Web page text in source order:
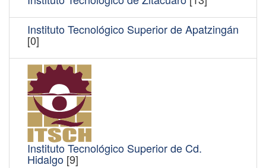
Instituto Tecnológico Superior de Apatzingán
[0]
Instituto Tecnológico Superior de Cd.
Hidalgo [9]